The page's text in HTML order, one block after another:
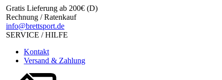
Gratis Lieferung ab 200€ (D)
Rechnung / Ratenkauf
info@brettsport.de
SERVICE / HILFE
Kontakt
Versand & Zahlung